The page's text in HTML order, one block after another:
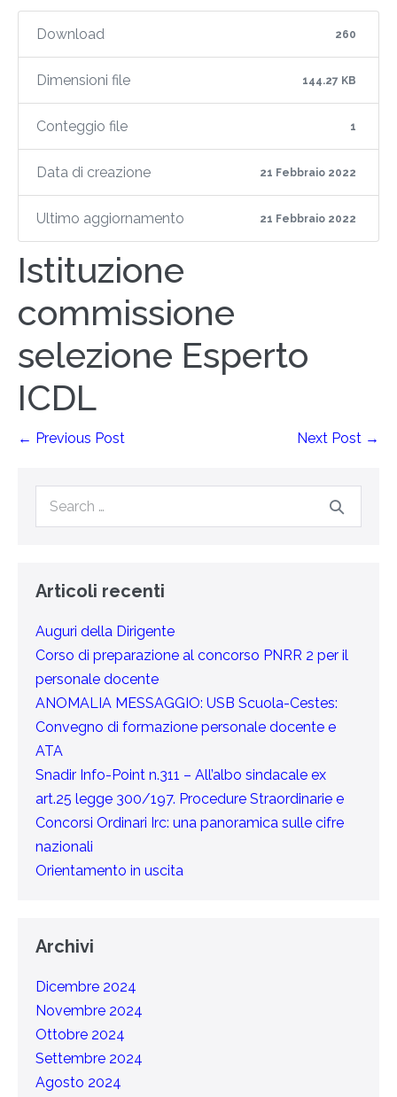
Download 260
Dimensioni file 144.27 KB
Conteggio file 1
Data di creazione 21 Febbraio 2022
Ultimo aggiornamento 21 Febbraio 2022
Istituzione
commissione
selezione Esperto
ICDL
← Previous Post Next Post →
Articoli recenti
Auguri della Dirigente
Corso di preparazione al concorso PNRR 2 per il
personale docente
ANOMALIA MESSAGGIO: USB Scuola-Cestes:
Convegno di formazione personale docente e
ATA
Snadir Info-Point n.311 – All’albo sindacale ex
art.25 legge 300/197. Procedure Straordinarie e
Concorsi Ordinari Irc: una panoramica sulle cifre
nazionali
Orientamento in uscita
Archivi
Dicembre 2024
Novembre 2024
Ottobre 2024
Settembre 2024
Agosto 2024